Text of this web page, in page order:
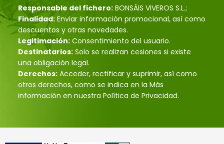
Responsable del fichero: BONSÁIS VIVEROS S.L.;
Finalidad: Enviar información promocional, así como
descuentos y otras novedades.
Legitimación: Consentimiento del usuario.
Destinatarios: Solo se realizan cesiones si existe
una obligación legal.
Derechos: Acceder, rectificar y suprimir, así como
otros derechos, como se indica en la Más
información en nuestra Política de Privacidad.